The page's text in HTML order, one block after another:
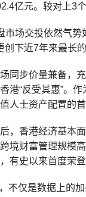
亿元。较对上3
市场交投依然气
创下近7年来最长
同步价量兼备，
港“反受其惠”。
人士资产配置的首
，香港经济基本
境财富管理规模
有史以来首度荣
不仅是数据上的